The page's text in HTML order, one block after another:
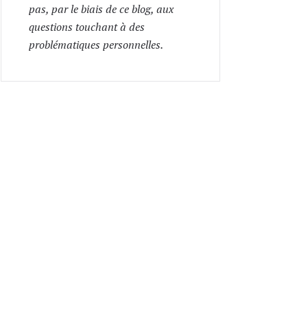
pas, par le biais de ce blog, aux
questions touchant à des
problématiques personnelles.